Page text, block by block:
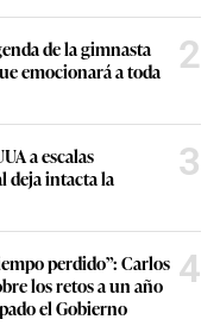
de la gimnasta
emocionará a toda
2
a escalas
deja intacta la
3
perdido”: Carlos
los retos a un año
el Gobierno
4